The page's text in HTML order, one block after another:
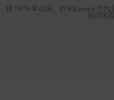
自 1976 年以来，KTB Europe 作
自动化